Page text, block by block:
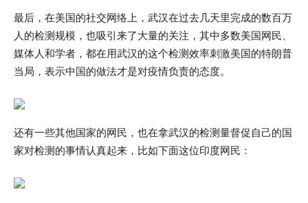
最后，在美国的社交网络上，武汉在过去几天里完成的数百万
人的检测规模，也吸引来了大量的关注，其中多数美国网民、
媒体人和学者，都在用武汉的这个检测效率刺激美国的特朗普
当局，表示中国的做法才是对疫情负责的态度。
还有一些其他国家的网民，也在拿武汉的检测量督促自己的国
家对检测的事情认真起来，比如下面这位印度网民：